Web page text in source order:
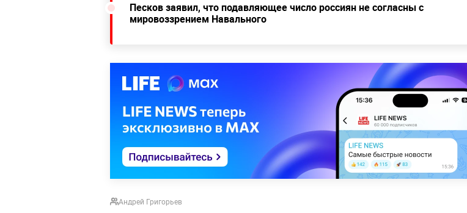
Песков заявил, что подавляющее число россиян не согласны с
мировоззрением Навального
Андрей Григорьев